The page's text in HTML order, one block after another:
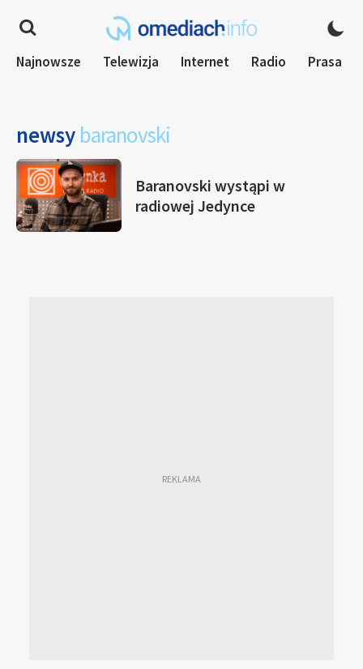
Najnowsze Telewizja Internet Radio Prasa
newsy baranovski
Baranovski wystąpi w
radiowej Jedynce